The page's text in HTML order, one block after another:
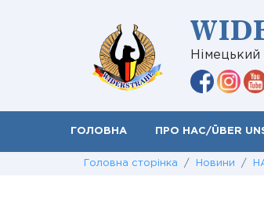
ГОЛОВНА ПРО НАС/ÜBER
Головна сторінка / Новини /